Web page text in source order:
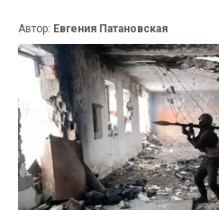
Автор: Евгения Патановская